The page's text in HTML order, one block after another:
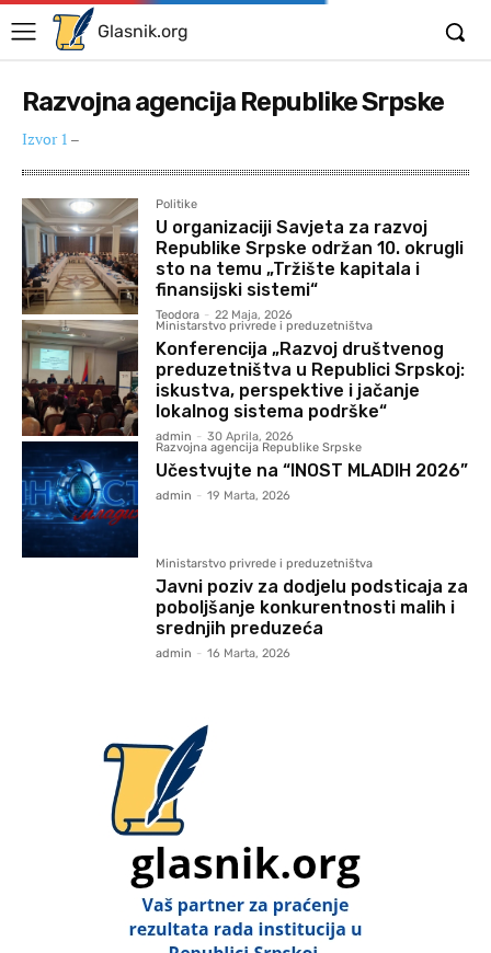
Glasnik.org
Razvojna agencija Republike Srpske
Izvor 1 –
Politike
U organizaciji Savjeta za razvoj
Republike Srpske održan 10. okrugli
sto na temu „Tržište kapitala i
finansijski sistemi“
Teodora - 22 Maja, 2026
Ministarstvo privrede i preduzetništva
Konferencija „Razvoj društvenog
preduzetništva u Republici Srpskoj:
iskustva, perspektive i jačanje
lokalnog sistema podrške“
admin - 30 Aprila, 2026
Razvojna agencija Republike Srpske
Učestvujte na “INOST MLADIH 2026”
admin - 19 Marta, 2026
Ministarstvo privrede i preduzetništva
Javni poziv za dodjelu podsticaja za
poboljšanje konkurentnosti malih i
srednjih preduzeća
admin - 16 Marta, 2026